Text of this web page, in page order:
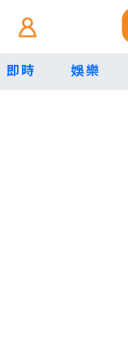
即時 娛樂